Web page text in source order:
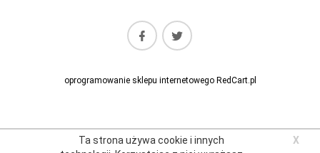
oprogramowanie sklepu internetowegoRedCart.pl
Ta strona używa cookie i innych
X